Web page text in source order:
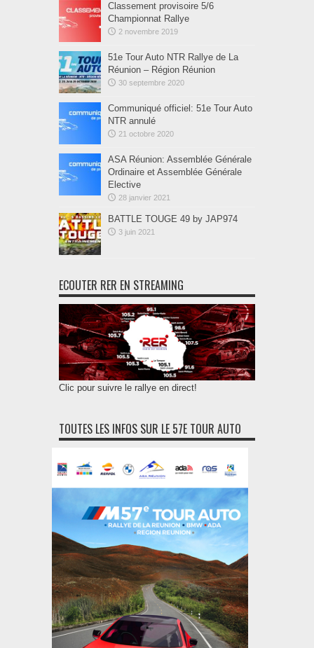
Classement provisoire 5/6
Championnat Rallye
2 novembre 2019
51e Tour Auto NTR Rallye de La
Réunion – Région Réunion
30 septembre 2020
Communiqué officiel: 51e Tour Auto
NTR annulé
21 octobre 2020
ASA Réunion: Assemblée Générale
Ordinaire et Assemblée Générale
Elective
28 janvier 2021
BATTLE TOUGE 49 by JAP974
3 juin 2021
ECOUTER RER EN STREAMING
Clic pour suivre le rallye en direct!
TOUTES LES INFOS SUR LE 57E TOUR AUTO